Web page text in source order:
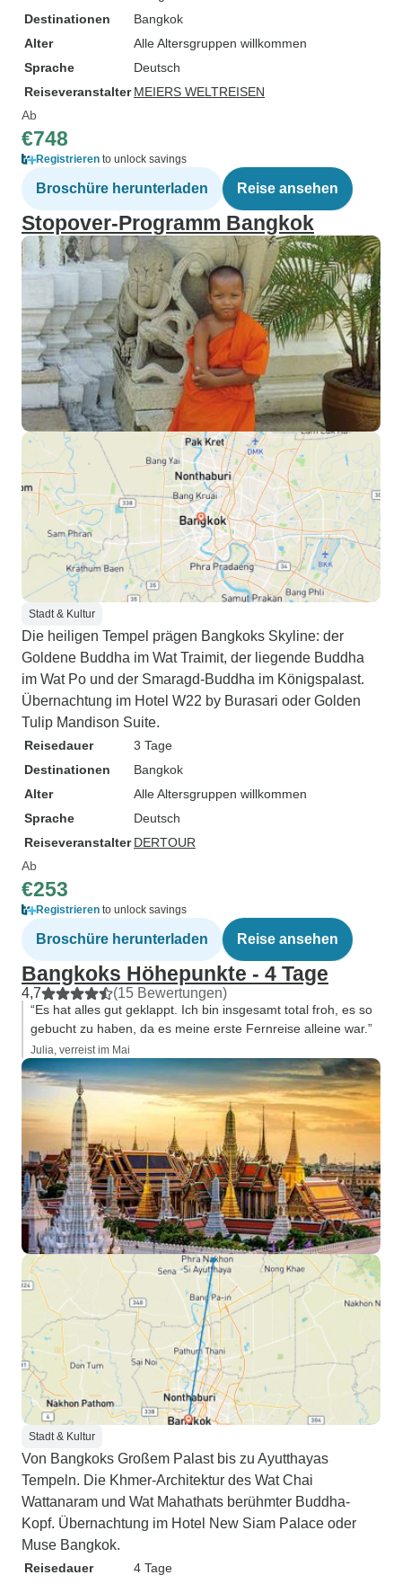
Destinationen
Bangkok
Alter
Alle Altersgruppen willkommen
Sprache
Deutsch
Reiseveranstalter MEIERS WELTREISEN
Ab
€748
Registrieren to unlock savings
Broschüre herunterladen Reise ansehen
Stopover-Programm Bangkok
Stadt & Kultur
Die heiligen Tempel prägen Bangkoks Skyline: der
Goldene Buddha im Wat Traimit, der liegende Buddha
im Wat Po und der Smaragd-Buddha im Königspalast.
Übernachtung im Hotel W22 by Burasari oder Golden
Tulip Mandison Suite.
Reisedauer
3 Tage
Destinationen
Bangkok
Alter
Alle Altersgruppen willkommen
Sprache
Deutsch
Reiseveranstalter DERTOUR
Ab
€253
Registrieren to unlock savings
Broschüre herunterladen Reise ansehen
Bangkoks Höhepunkte - 4 Tage
4,7 (15 Bewertungen)
“Es hat alles gut geklappt. Ich bin insgesamt total froh, es so
gebucht zu haben, da es meine erste Fernreise alleine war.”
Julia, verreist im Mai
Stadt & Kultur
Von Bangkoks Großem Palast bis zu Ayutthayas
Tempeln. Die Khmer-Architektur des Wat Chai
Wattanaram und Wat Mahathats berühmter Buddha-
Kopf. Übernachtung im Hotel New Siam Palace oder
Muse Bangkok.
Reisedauer
4 Tage